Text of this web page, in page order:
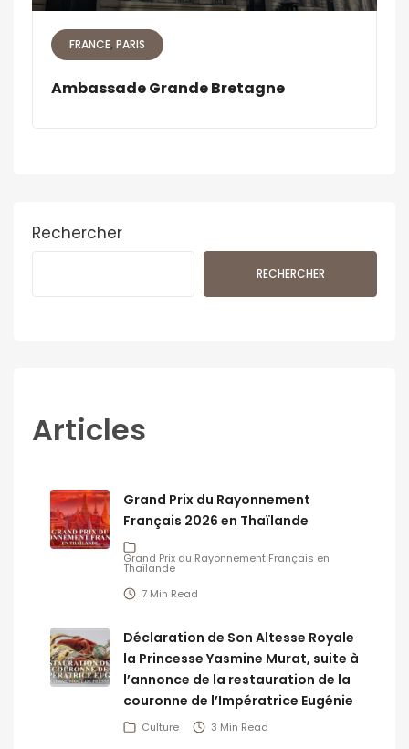
FRANCE PARIS
Ambassade Grande Bretagne
Rechercher
RECHERCHER
Articles
Grand Prix du Rayonnement
Français 2026 en Thaïlande
Grand Prix du Rayonnement Français en
Thaïlande
7 Min Read
Déclaration de Son Altesse Royale
la Princesse Yasmine Murat, suite à
l’annonce de la restauration de la
couronne de l’Impératrice Eugénie
Culture 3 Min Read